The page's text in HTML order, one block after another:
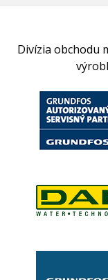
Divízia obchodu